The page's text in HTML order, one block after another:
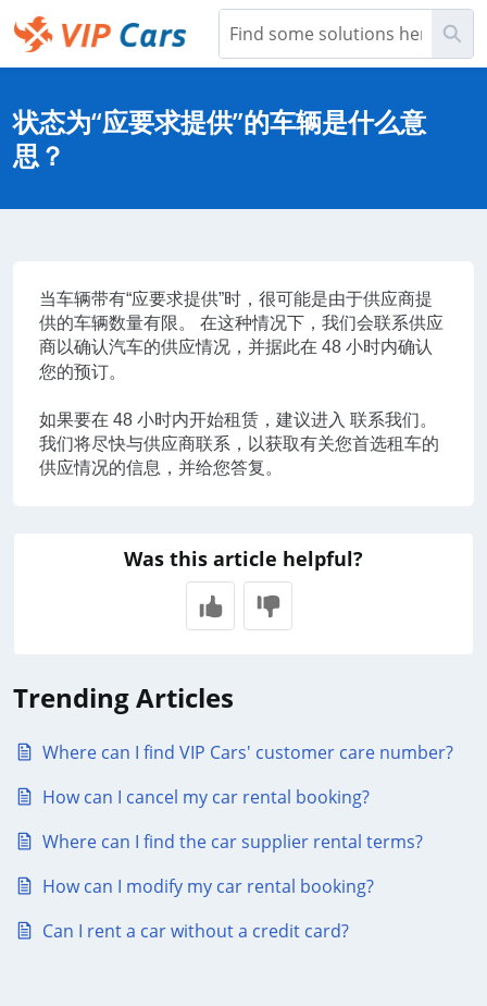
Skip
to
Main
状态为“应要求提供”的车辆是什么意
思？
当车辆带有“应要求提供”时，很可能是由于供应商提
供的车辆数量有限。 在这种情况下，我们会联系供应
商以确认汽车的供应情况，并据此在 48 小时内确认
您的预订。
如果要在 48 小时内开始租赁，建议进入 联系我们。
我们将尽快与供应商联系，以获取有关您首选租车的
供应情况的信息，并给您答复。
Was this article helpful?
Trending Articles
Where can I find VIP Cars' customer care number?
How can I cancel my car rental booking?
Where can I find the car supplier rental terms?
How can I modify my car rental booking?
Can I rent a car without a credit card?